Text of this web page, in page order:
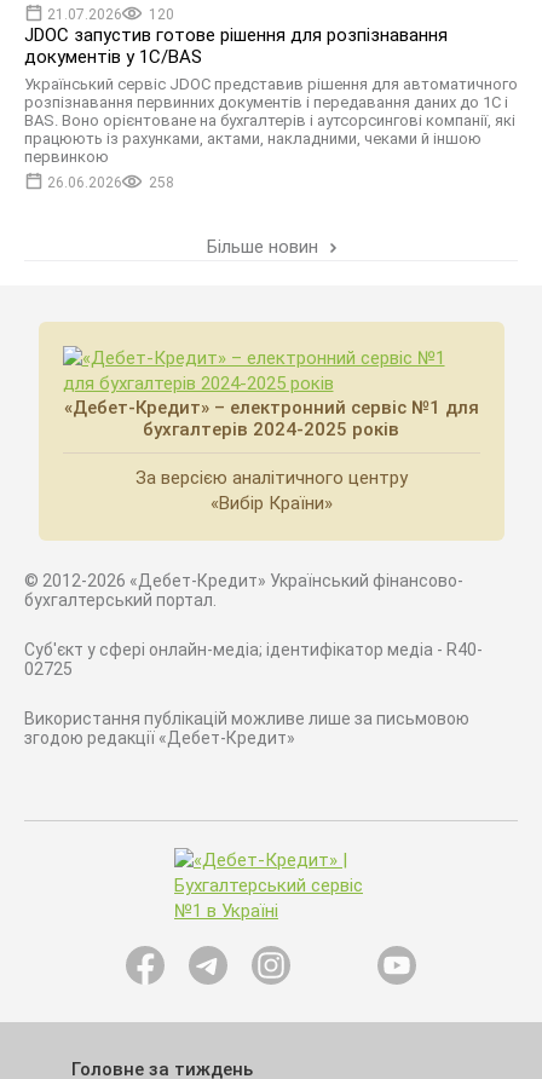
21.07.2026 120
JDOC запустив готове рішення для розпізнавання
документів у 1С/BAS
Український сервіс JDOC представив рішення для автоматичного
розпізнавання первинних документів і передавання даних до 1С і
BAS. Воно орієнтоване на бухгалтерів і аутсорсингові компанії, які
працюють із рахунками, актами, накладними, чеками й іншою
первинкою
26.06.2026 258
Більше новин
«Дебет-Кредит» – електронний сервіс №1 для
бухгалтерів 2024-2025 років
За версією аналітичного центру
«Вибір Країни»
© 2012-2026 «Дебет-Кредит» Український фінансово-
бухгалтерський портал.
Суб'єкт у сфері онлайн-медіа; ідентифікатор медіа - R40-
02725
Використання публікацій можливе лише за письмовою
згодою редакції «Дебет-Кредит»
Головне за тиждень